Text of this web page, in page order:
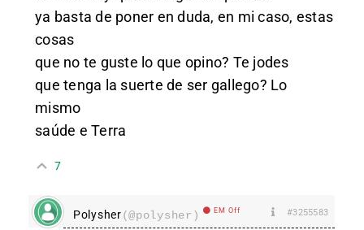
ya basta de poner en duda, en mi caso, estas
cosas
que no te guste lo que opino? Te jodes
que tenga la suerte de ser gallego? Lo
mismo
saúde e Terra
7
Polysher(@polysher) EM Off #3255583